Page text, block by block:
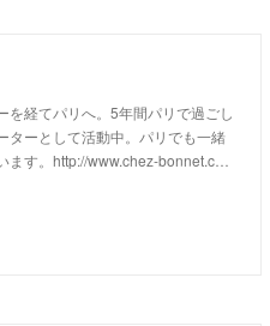
経てパリへ。5年間パリで過ごし
ターとして活動中。パリでも一緒
す。http://www.chez-bonnet.c…